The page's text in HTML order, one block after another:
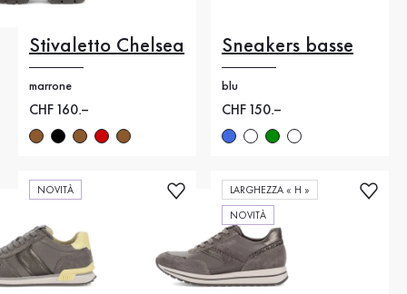
Stivaletto Chelsea
marrone
Nuovo prezzo
CHF 160.–
Sneakers basse
blu
Nuovo prezzo
CHF 150.–
NOVITÀ LARGHEZZA « H »
NOVITÀ